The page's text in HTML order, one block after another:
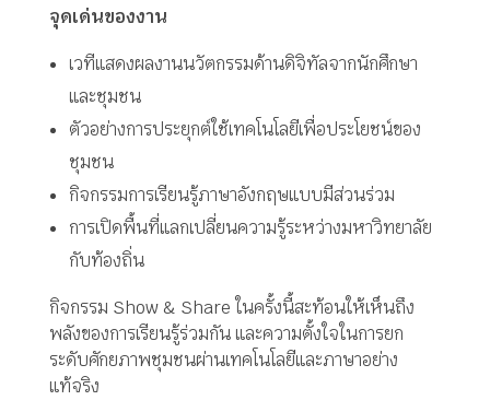
จุดเด่นของงาน
เวทีแสดงผลงานนวัตกรรมด้านดิจิทัลจากนักศึกษา
และชุมชน
ตัวอย่างการประยุกต์ใช้เทคโนโลยีเพื่อประโยชน์ของ
ชุมชน
กิจกรรมการเรียนรู้ภาษาอังกฤษแบบมีส่วนร่วม
การเปิดพื้นที่แลกเปลี่ยนความรู้ระหว่างมหาวิทยาลัย
กับท้องถิ่น
กิจกรรม Show & Share ในครั้งนี้สะท้อนให้เห็นถึง
พลังของการเรียนรู้ร่วมกัน และความตั้งใจในการยก
ระดับศักยภาพชุมชนผ่านเทคโนโลยีและภาษาอย่าง
แท้จริง